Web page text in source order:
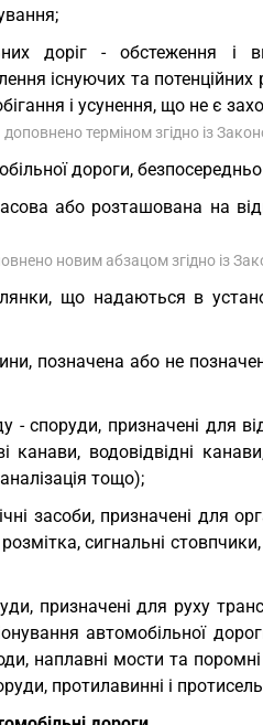
доріг - обстеження і
існуючих та
і усунення, що не є
терміном згідно із
дороги,
або розташована на
новим абзацом згідно із
що надаються в
позначена або не
- споруди, призначені для
канави, водовідвідні
тощо);
засоби, призначені для
сигнальні
призначені для руху
автомобільної
наплавні мости та
протилавинні і